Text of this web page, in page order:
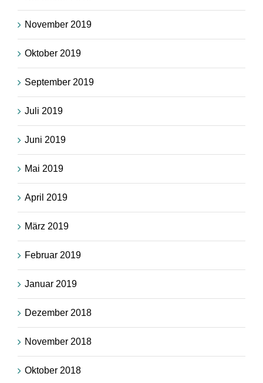
November 2019
Oktober 2019
September 2019
Juli 2019
Juni 2019
Mai 2019
April 2019
März 2019
Februar 2019
Januar 2019
Dezember 2018
November 2018
Oktober 2018